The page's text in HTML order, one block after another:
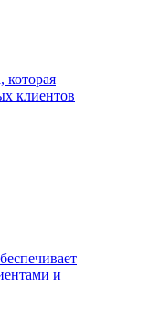
которая
клиентов
и